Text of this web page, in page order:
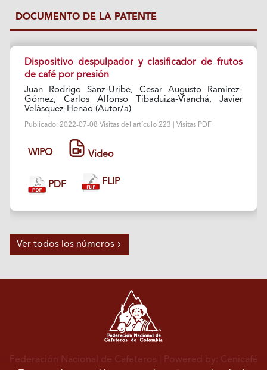
DOCUMENTO DE LA PATENTE
Dispositivo despulpador y clasificador de frutos
de café por presión
Juan Rodrigo Sanz-Uribe, Cesar Augusto Ramírez-
Gómez, Carlos Alfonso Tibaduiza-Vianchá, Javier
Velásquez-Henao (Autor/a)
Publicado: 2022-07-08 Visitas del artículo 223 | Visitas PDF
WIPO Video
PDF FLIP
Ver todos los números
Federación Nacional de Cafeteros | Powered by: Cenicafé